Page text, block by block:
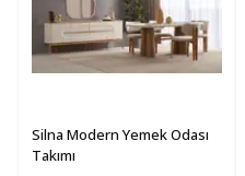
Silna Modern Yemek Odası
Takımı